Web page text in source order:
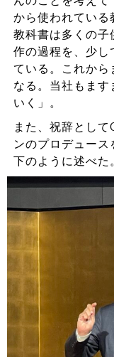
から使われてい
教科書は多くの子
作の過程を、少し
ている。これから
なる。当社もま
いく」。
また、祝辞とし
ンのプロデュー
下のように述べた。